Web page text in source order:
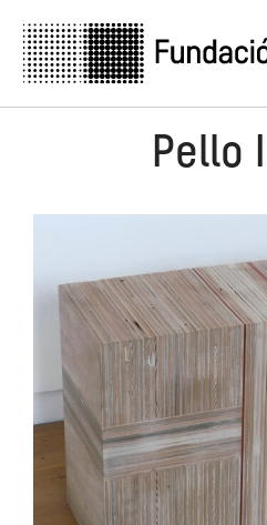
Pello